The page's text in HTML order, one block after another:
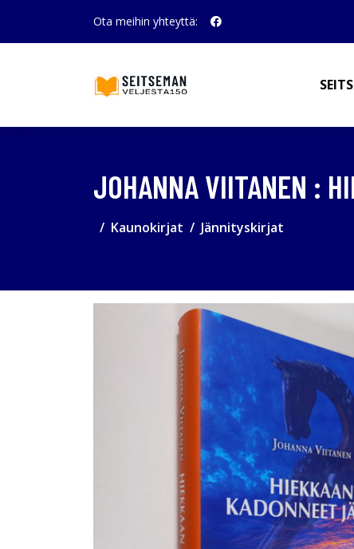
Ota meihin yhteyttä:
JOHANNA VIITANEN :
Kaunokirjat Jännityskirjat